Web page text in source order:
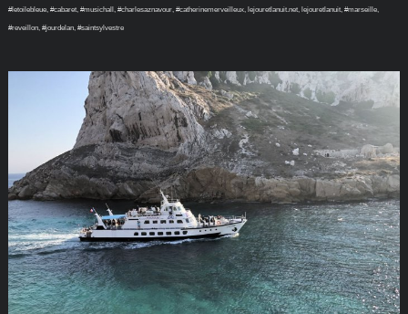
#letoilebleue, #cabaret, #musichall, #charlesaznavour, #catherinemerveilleux, lejouretlanuit.net, lejouretlanuit, #marseille,
#reveillon, #jourdelan, #saintsylvestre